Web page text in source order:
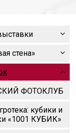
стена»
ФОТОКЛУБ
кубики и
«1001 КУБИК»